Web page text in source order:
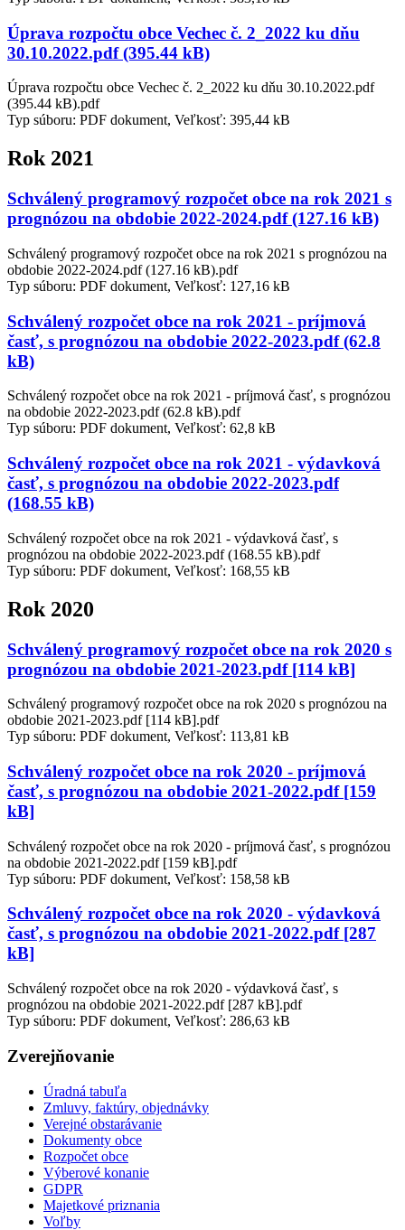
Úprava rozpočtu obce Vechec č. 2_2022 ku dňu
30.10.2022.pdf (395.44 kB)
Úprava rozpočtu obce Vechec č. 2_2022 ku dňu 30.10.2022.pdf
(395.44 kB).pdf
Typ súboru: PDF dokument, Veľkosť: 395,44 kB
Rok 2021
Schválený programový rozpočet obce na rok 2021 s
prognózou na obdobie 2022-2024.pdf (127.16 kB)
Schválený programový rozpočet obce na rok 2021 s prognózou na
obdobie 2022-2024.pdf (127.16 kB).pdf
Typ súboru: PDF dokument, Veľkosť: 127,16 kB
Schválený rozpočet obce na rok 2021 - príjmová
časť, s prognózou na obdobie 2022-2023.pdf (62.8
kB)
Schválený rozpočet obce na rok 2021 - príjmová časť, s prognózou
na obdobie 2022-2023.pdf (62.8 kB).pdf
Typ súboru: PDF dokument, Veľkosť: 62,8 kB
Schválený rozpočet obce na rok 2021 - výdavková
časť, s prognózou na obdobie 2022-2023.pdf
(168.55 kB)
Schválený rozpočet obce na rok 2021 - výdavková časť, s
prognózou na obdobie 2022-2023.pdf (168.55 kB).pdf
Typ súboru: PDF dokument, Veľkosť: 168,55 kB
Rok 2020
Schválený programový rozpočet obce na rok 2020 s
prognózou na obdobie 2021-2023.pdf [114 kB]
Schválený programový rozpočet obce na rok 2020 s prognózou na
obdobie 2021-2023.pdf [114 kB].pdf
Typ súboru: PDF dokument, Veľkosť: 113,81 kB
Schválený rozpočet obce na rok 2020 - príjmová
časť, s prognózou na obdobie 2021-2022.pdf [159
kB]
Schválený rozpočet obce na rok 2020 - príjmová časť, s prognózou
na obdobie 2021-2022.pdf [159 kB].pdf
Typ súboru: PDF dokument, Veľkosť: 158,58 kB
Schválený rozpočet obce na rok 2020 - výdavková
časť, s prognózou na obdobie 2021-2022.pdf [287
kB]
Schválený rozpočet obce na rok 2020 - výdavková časť, s
prognózou na obdobie 2021-2022.pdf [287 kB].pdf
Typ súboru: PDF dokument, Veľkosť: 286,63 kB
Zverejňovanie
Úradná tabuľa
Zmluvy, faktúry, objednávky
Verejné obstarávanie
Dokumenty obce
Rozpočet obce
Výberové konanie
GDPR
Majetkové priznania
Voľby